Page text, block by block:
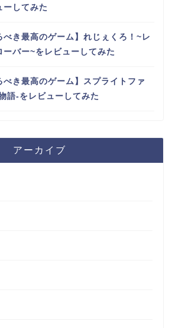
ーしてみた
べき最高のゲーム】れじぇくろ！~レ
ーバー~をレビューしてみた
べき最高のゲーム】スプライトファ
語-をレビューしてみた
アーカイブ